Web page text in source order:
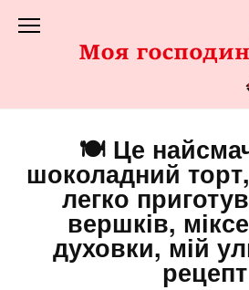
до
🍽️ Це
шоколадний
легко
вершків,
духовки, мій
рецепт